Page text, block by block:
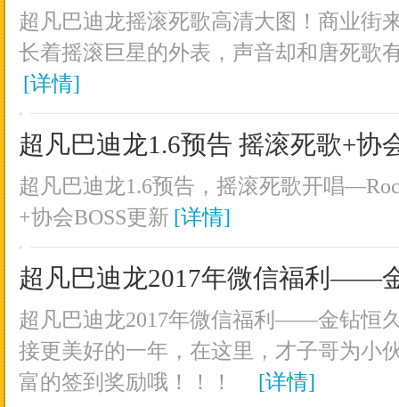
超凡巴迪龙摇滚死歌高清大图！商业街
长着摇滚巨星的外表，声音却和唐死歌
[详情]
超凡巴迪龙1.6预告 摇滚死歌+协
超凡巴迪龙1.6预告，摇滚死歌开唱
+协会BOSS更新 [详情]
超凡巴迪龙2017年微信福利——
超凡巴迪龙2017年微信福利——金钻恒
接更美好的一年，在这里，才子哥为小
富的签到奖励哦！！！
[详情]